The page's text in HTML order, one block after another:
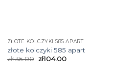
ZŁOTE KOLCZYKI 585 APART
złote kolczyki 585 apart
zł135.00 zł104.00